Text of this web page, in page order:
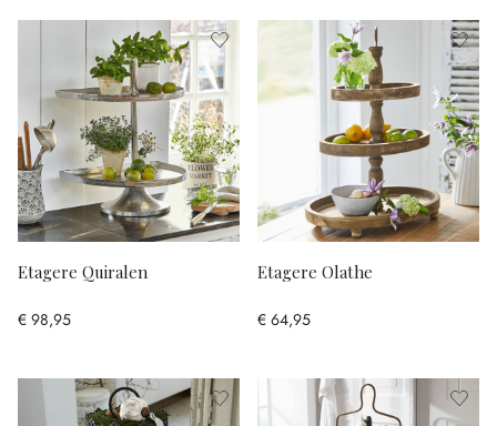
Etagere Quiralen
€ 98,95
Etagere Olathe
€ 64,95